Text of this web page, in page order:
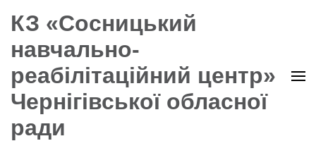
КЗ «Сосницький
навчально-
реабілітаційний центр»
Чернігівської обласної
ради